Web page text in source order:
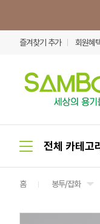
즐겨찾기 추가 회원혜
홈 봉투/잡화